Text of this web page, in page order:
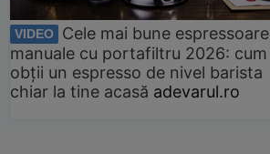
VIDEO
Cele mai bune espressoare
manuale cu portafiltru 2026: cum
obții un espresso de nivel barista
chiar la tine acasă adevarul.ro